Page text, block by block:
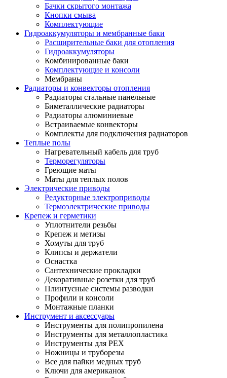
Бачки скрытого монтажа
Кнопки смыва
Комплектующие
Гидроаккумуляторы и мембранные баки
Расширительные баки для отопления
Гидроаккумуляторы
Комбинированные баки
Комплектующие и консоли
Мембраны
Радиаторы и конвекторы отопления
Радиаторы стальные панельные
Биметаллические радиаторы
Радиаторы алюминиевые
Встраиваемые конвекторы
Комплекты для подключения радиаторов
Теплые полы
Нагревательный кабель для труб
Терморегуляторы
Греющие маты
Маты для теплых полов
Электрические приводы
Редукторные электроприводы
Термоэлектрические приводы
Крепеж и герметики
Уплотнители резьбы
Крепеж и метизы
Хомуты для труб
Клипсы и держатели
Оснастка
Сантехнические прокладки
Декоративные розетки для труб
Плинтусные системы разводки
Профили и консоли
Монтажные планки
Инструмент и аксессуары
Инструменты для полипропилена
Инструменты для металлопластика
Инструменты для PEX
Ножницы и труборезы
Все для пайки медных труб
Ключи для американок